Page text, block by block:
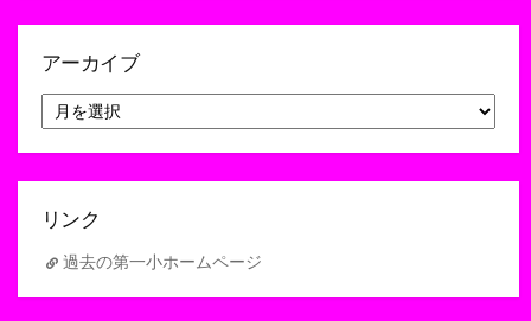
アーカイブ
ー
カ
リンク
過去の第一小ホームページ